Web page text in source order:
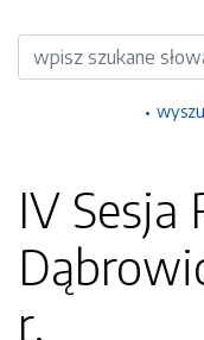
Wyszukiwarka
IV Sesja
r.